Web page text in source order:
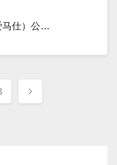
马仕）公…